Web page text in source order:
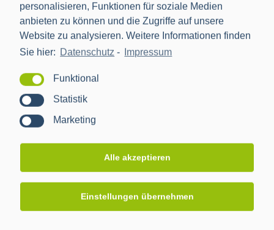
personalisieren, Funktionen für soziale Medien
anbieten zu können und die Zugriffe auf unsere
Website zu analysieren. Weitere Informationen finden
Sie hier: Datenschutz - Impressum
Funktional
Statistik
Marketing
Alle akzeptieren
Einstellungen übernehmen
IPv6 – Zukunftssichere Kommunikationsnetze